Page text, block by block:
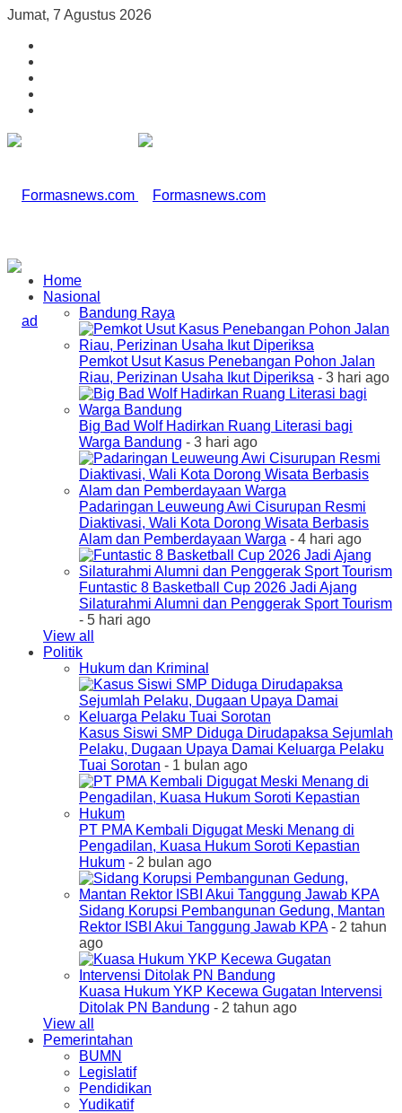
Jumat, 7 Agustus 2026
Home
Nasional
Bandung Raya
Pemkot Usut Kasus Penebangan Pohon Jalan
Riau, Perizinan Usaha Ikut Diperiksa - 3 hari ago
Big Bad Wolf Hadirkan Ruang Literasi bagi
Warga Bandung - 3 hari ago
Padaringan Leuweung Awi Cisurupan Resmi
Diaktivasi, Wali Kota Dorong Wisata Berbasis
Alam dan Pemberdayaan Warga - 4 hari ago
Funtastic 8 Basketball Cup 2026 Jadi Ajang
Silaturahmi Alumni dan Penggerak Sport Tourism
- 5 hari ago
View all
Politik
Hukum dan Kriminal
Kasus Siswi SMP Diduga Dirudapaksa Sejumlah
Pelaku, Dugaan Upaya Damai Keluarga Pelaku
Tuai Sorotan - 1 bulan ago
PT PMA Kembali Digugat Meski Menang di
Pengadilan, Kuasa Hukum Soroti Kepastian
Hukum - 2 bulan ago
Sidang Korupsi Pembangunan Gedung, Mantan
Rektor ISBI Akui Tanggung Jawab KPA- 2 tahun
ago
Kuasa Hukum YKP Kecewa Gugatan Intervensi
Ditolak PN Bandung - 2 tahun ago
View all
Pemerintahan
BUMN
Legislatif
Pendidikan
Yudikatif